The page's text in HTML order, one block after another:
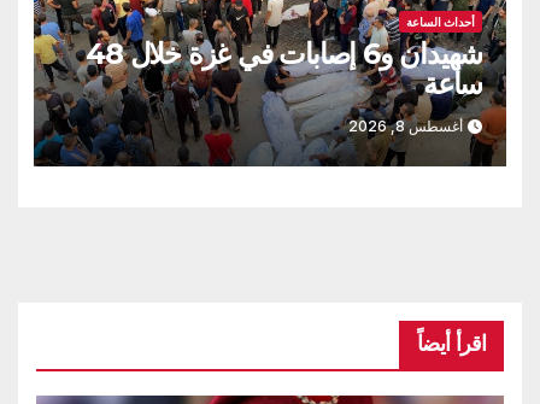
أحداث الساعة
شهيدان و6 إصابات في غزة خلال 48
ساعة
أغسطس 8, 2026
اقرأ أيضاً